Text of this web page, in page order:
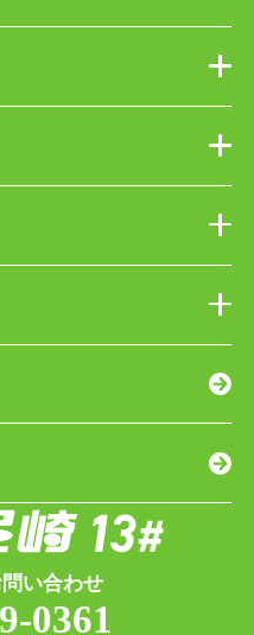
い合わせ
0361